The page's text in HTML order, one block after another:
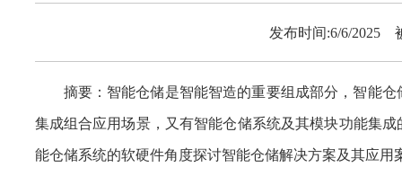
发布时间:6/6/2025
摘要：智能仓储是智能智造的重要组成部分，智能
集成组合应用场景，又有智能仓储系统及其模块功能集
能仓储系统的软硬件角度探讨智能仓储解决方案及其应